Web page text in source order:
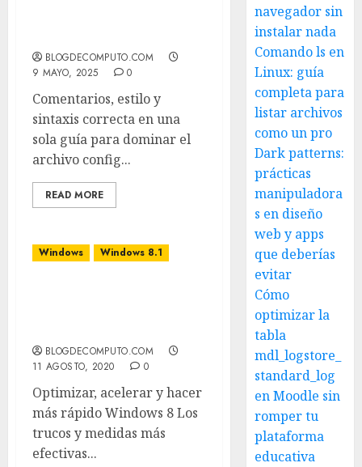
BLOGDECOMPUTO.COM
9 MAYO, 2025
0
Comentarios, estilo y
sintaxis correcta en una
sola guía para dominar el
archivo config...
READ MORE
Windows Windows 8.1
BLOGDECOMPUTO.COM
11 AGOSTO, 2020
0
Optimizar, acelerar y hacer
más rápido Windows 8 Los
trucos y medidas más
efectivas...
navegador sin
instalar nada
Comando ls en
Linux: guía
completa para
listar archivos
como un pro
Dark patterns:
prácticas
manipuladora
s en diseño
web y apps
que deberías
evitar
Cómo
optimizar la
tabla
mdl_logstore_
standard_log
en Moodle sin
romper tu
plataforma
educativa